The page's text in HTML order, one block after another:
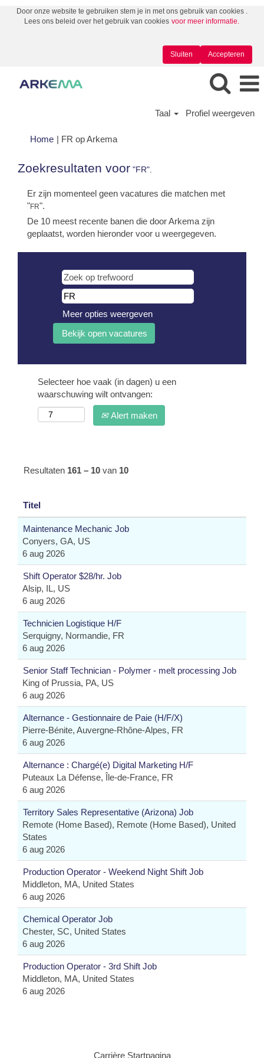
Door onze website te gebruiken stem je in met ons gebruik van cookies .
Lees ons beleid over het gebruik van cookies voor meer informatie.
Accepteren
Sluiten
Taal Profiel weergeven
Home | FR op Arkema(huidige
Zoekresultaten voor "FR".
Er zijn momenteel geen vacatures die matchen met
"FR".
De 10 meest recente banen die door Arkema zijn
geplaatst, worden hieronder voor u weergegeven.
Meer opties weergeven
Selecteer hoe vaak (in dagen) u een
waarschuwing wilt ontvangen:
Alert maken
Resultaten 161 – 10 van 10
Titel
Maintenance Mechanic Job
Conyers, GA, US
6 aug 2026
Shift Operator $28/hr. Job
Alsip, IL, US
6 aug 2026
Technicien Logistique H/F
Serquigny, Normandie, FR
6 aug 2026
Senior Staff Technician - Polymer - melt processing Job
King of Prussia, PA, US
6 aug 2026
Alternance - Gestionnaire de Paie (H/F/X)
Pierre-Bénite, Auvergne-Rhône-Alpes, FR
6 aug 2026
Alternance : Chargé(e) Digital Marketing H/F
Puteaux La Défense, Île-de-France, FR
6 aug 2026
Territory Sales Representative (Arizona) Job
Remote (Home Based), Remote (Home Based), United
States
6 aug 2026
Production Operator - Weekend Night Shift Job
Middleton, MA, United States
6 aug 2026
Chemical Operator Job
Chester, SC, United States
6 aug 2026
Production Operator - 3rd Shift Job
Middleton, MA, United States
6 aug 2026
Carrière Startpagina